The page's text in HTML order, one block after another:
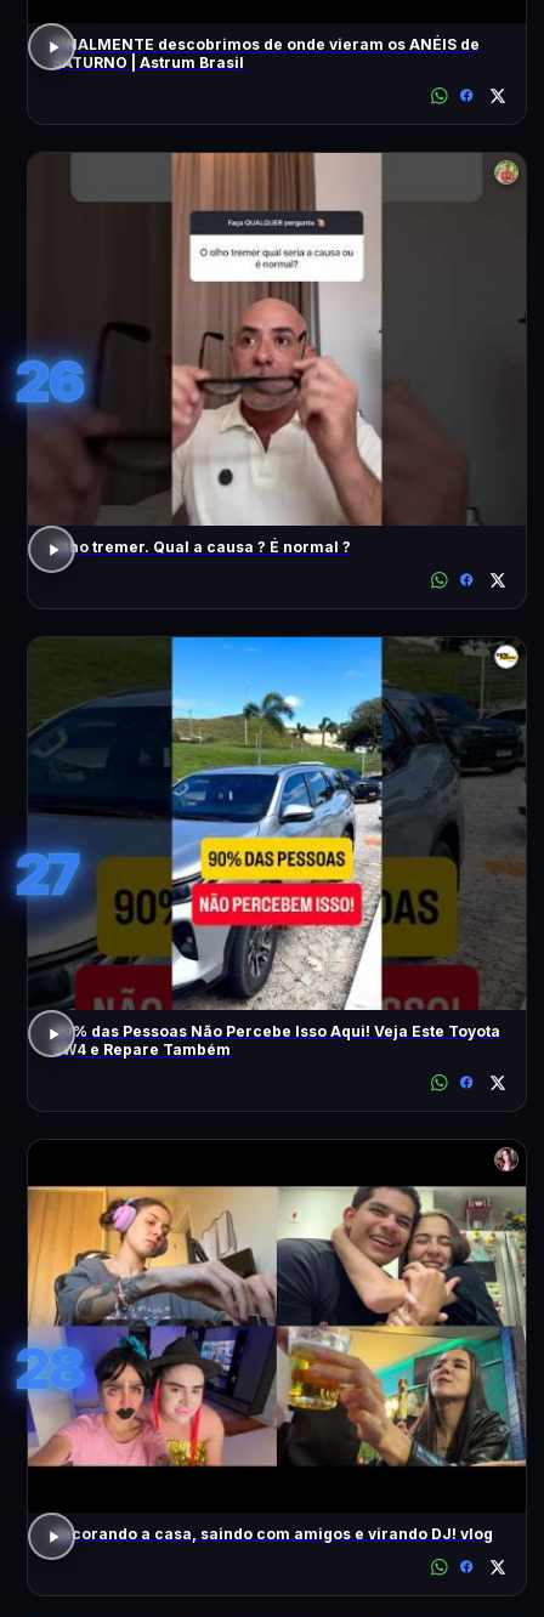
FINALMENTE descobrimos de onde vieram os ANÉIS de
SATURNO | Astrum Brasil
26
Olho tremer. Qual a causa ? É normal ?
27
90% das Pessoas Não Percebe Isso Aqui! Veja Este Toyota
SW4 e Repare Também
28
decorando a casa, saindo com amigos e virando DJ! vlog